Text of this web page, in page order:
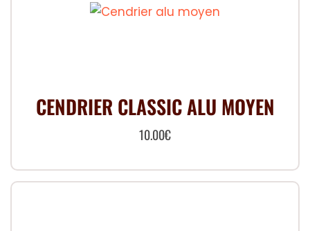
CENDRIER CLASSIC ALU MOYEN
10.00€